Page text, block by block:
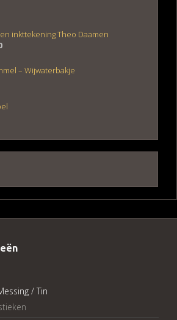
inkttekening Theo Daamen
– Wijwaterbakje
/ Tin